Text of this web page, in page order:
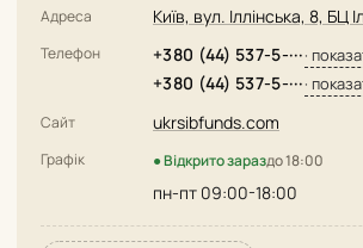
Адреса Київ, вул. Іллінська, 8, БЦ
Телефон +380 (44) 537-5-····
+380 (44) 537-5-····
Сайт ukrsibfunds.com
Графік ● Відкрито зараздо 18:00
пн-пт 09:00-18:00